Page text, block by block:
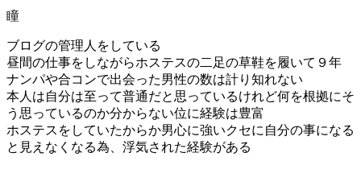
瞳
ブログの管理人をしている
昼間の仕事をしながらホステスの二足の草鞋を履いて９年
ナンパや合コンで出会った男性の数は計り知れない
本人は自分は至って普通だと思っているけれど何を根拠にそ
う思っているのか分からない位に経験は豊富
ホステスをしていたからか男心に強いクセに自分の事になる
と見えなくなる為、浮気された経験がある